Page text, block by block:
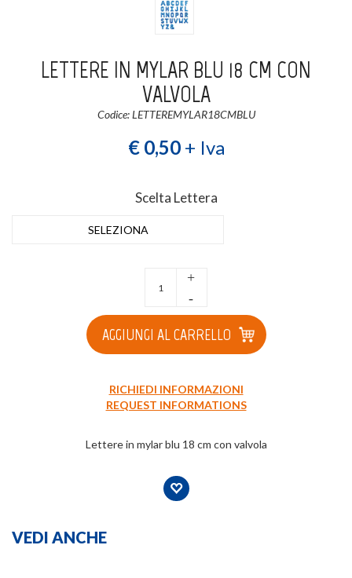
0 Wishlist
LETTERE IN MYLAR BLU 18 CM CON
VALVOLA
Codice: LETTEREMYLAR18CMBLU
€ 0,50+ Iva
Scelta Lettera
SELEZIONA
+
-
AGGIUNGI AL CARRELLO
RICHIEDI INFORMAZIONI
REQUEST INFORMATIONS
Lettere in mylar blu 18 cm con valvola
VEDI ANCHE